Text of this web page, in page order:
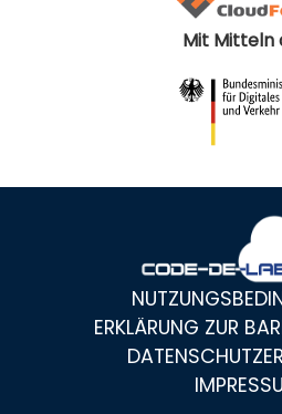
Mit Mitteln
ERKLÄRUNG ZUR